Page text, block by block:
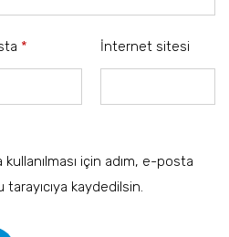
* İnternet sitesi
için adım, e-posta
kaydedilsin.